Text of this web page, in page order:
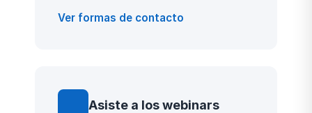
Ver formas de contacto
Asiste a los webinars